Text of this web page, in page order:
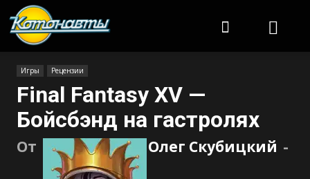
Игры Рецензии
Final Fantasy XV —
Бойсбэнд на гастролях
От Олег Скубицкий -